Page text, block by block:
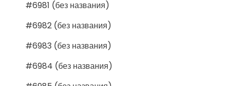
#6981 (без названия)
#6982 (без названия)
#6983 (без названия)
#6984 (без названия)